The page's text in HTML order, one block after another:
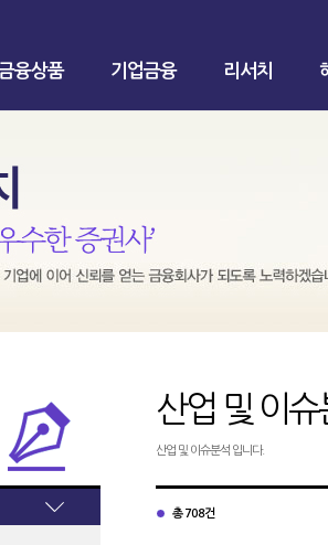
융상품 기업금융 리서치
산업 및 이슈
산업 및 이슈분석 입니다.
총 708건